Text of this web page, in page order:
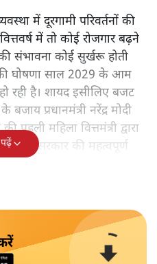
में दूरगामी परिवर्तनों की
में तो कोई रोजगार बढ़ने
संभावना कोई सुर्खरू होती
घोषणा साल 2029 के आम
रही है। शायद इसीलिए बजट
प्रधानमंत्री नरेंद्र मोदी
पहली महिला वित्तमंत्री द्वारा
अपनी सरकार की महत्वपूर्ण